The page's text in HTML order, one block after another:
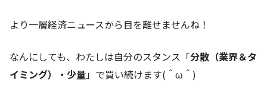
より一層経済ニュースから目を離せませんね！
なんにしても、わたしは自分のスタンス「分散（業界＆タ
イミング）・少量」で買い続けます(＾ω＾)